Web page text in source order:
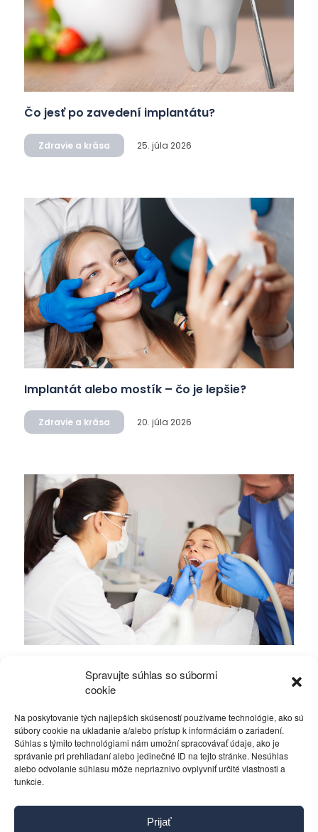
Spravujte súhlas so súbormi
cookie
Na poskytovanie tých najlepších skúseností používame technológie, ako sú
súbory cookie na ukladanie a/alebo prístup k informáciám o zariadení.
Súhlas s týmito technológiami nám umožní spracovávať údaje, ako je
správanie pri prehliadaní alebo jedinečné ID na tejto stránke. Nesúhlas
alebo odvolanie súhlasu môže nepriaznivo ovplyvniť určité vlastnosti a
funkcie.
Prijať
Čo jesť po zavedení implantátu?
Zdravie a krása 25. júla 2026
Implantát alebo mostík – čo je lepšie?
Zdravie a krása 20. júla 2026
neodkladať?
Zdravie a krása 15. júla 2026
Kontakt
Pravidlá používania